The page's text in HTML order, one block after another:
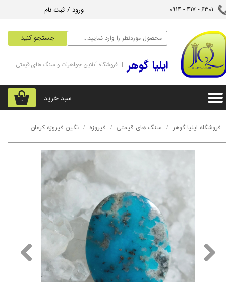
جستجو کنید
ورود / ثبت نام
تغییر گذر واژه
سفارشات
خروج از حساب کاربری
6301 - 417 - 0914​​​​​​​
۰ سبد خرید
‌ایلیا گوهر | فروشگاه آنلاین جواهرات و سنگ های قیمتی
فروشگاه ایلیا گوهر سنگ های قیمتی فیروزه نگین فیروزه کرمان